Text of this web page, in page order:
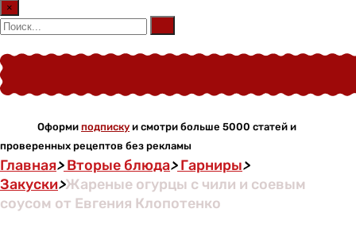
×
Оформи подписку и смотри больше 5000 статей и
проверенных рецептов без рекламы
Главная>Вторые блюда>Гарниры>
Закуски>Жареные огурцы с чили и соевым
соусом от Евгения Клопотенко